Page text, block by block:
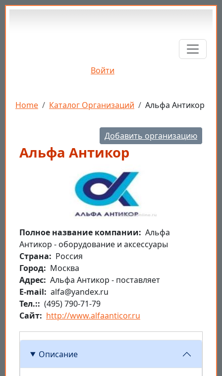
Перейти к основному содержанию
Войти
Строка навигации
Home Каталог Организаций Альфа Антикор
Добавить организацию
Альфа Антикор
Полное название компании
Альфа
Антикор - оборудование и аксессуары
Страна
Россия
Город
Москва
Aдрес Альфа Антикор - поставляет
E-mail
alfa@yandex.ru
Тел.:
(495) 790-71-79
Сайт
http://www.alfaanticor.ru
Описание